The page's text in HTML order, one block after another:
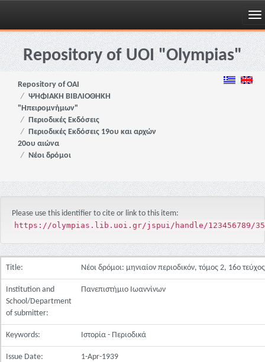
Skip
navigationRepository of UOI "Olympias"
Repository of OAI
ΨΗΦΙΑΚΗ ΒΙΒΛΙΟΘΗΚΗ
"Ηπειρομνήμων"
Περιοδικές Εκδόσεις
Περιοδικές Εκδόσεις 19ου και αρχών
20ου αιώνα
Νέοι δρόμοι
Please use this identifier to cite or link to this item:
https://olympias.lib.uoi.gr/jspui/handle/123456789/
Title: Νέοι δρόμοι: μηνιαίον περιοδικόν, τόμος 2, 16ο τεύχος
Institution and
School/Department
of submitter:
Πανεπιστήμιο Ιωαννίνων
Keywords: Ιστορία - Περιοδικά
Issue Date: 1-Apr-1939